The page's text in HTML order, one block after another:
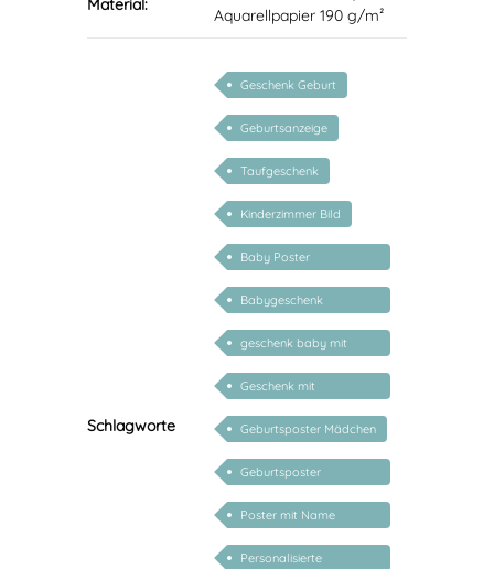
Material:
Aquarellpapier 190 g/m²
Schlagworte
Geschenk Geburt
Geburtsanzeige
Taufgeschenk
Kinderzimmer Bild
Baby Poster
personalisiert
Babygeschenk
personalisiert
geschenk baby mit
namen
Geschenk mit
persönlichem Namen
Geburtsposter Mädchen
Geburtsposter
personalisiert mit Name
Poster mit Name
Bauernhof
Personalisierte